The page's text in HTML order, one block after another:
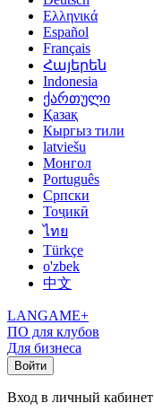
Ελληνικά
Español
Français
Հայերեն
Indonesia
ქართული
Қазақ
Кыргыз тили
latviešu
Монгол
Português
Српски
Тоҷикӣ
ไทย
Türkçe
o'zbek
中文
LANGAME+
ПО для клубов
Для бизнеса
Войти
Вход в личный кабинет